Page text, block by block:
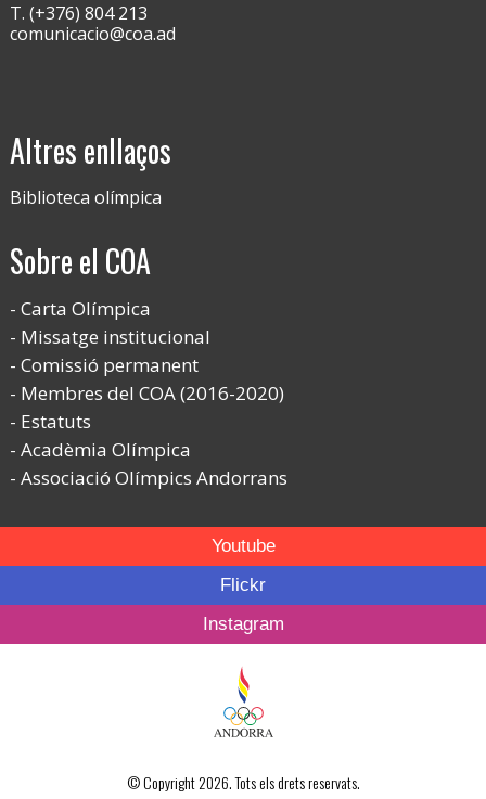
T. (+376) 804 213
comunicacio@coa.ad
Altres enllaços
Biblioteca olímpica
Sobre el COA
Carta Olímpica
Missatge institucional
Comissió permanent
Membres del COA (2016-2020)
Estatuts
Acadèmia Olímpica
Associació Olímpics Andorrans
Youtube
Flickr
Instagram
© Copyright 2026. Tots els drets reservats.